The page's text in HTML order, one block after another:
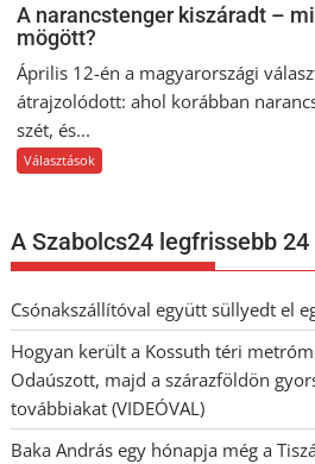
A narancstenger kiszáradt –
mögött?
Április 12-én a magyarországi
átrajzolódott: ahol korábban
szét, és...
Választások
A Szabolcs24 legfrissebb 24
Csónakszállítóval együtt süllyedt el
Hogyan került a Kossuth téri
Odaúszott, majd a szárazföldön
továbbiakat (VIDEÓVAL)
Baka András egy hónapja még a